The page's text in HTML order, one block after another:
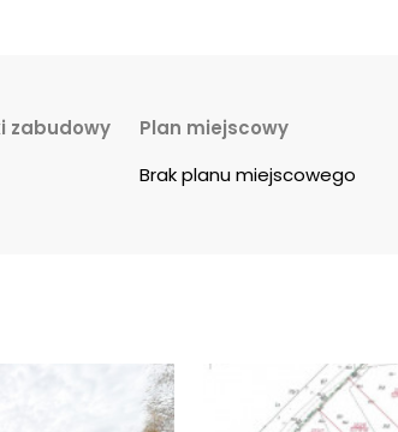
zabudowy
Plan miejscowy
Brak planu miejscowego